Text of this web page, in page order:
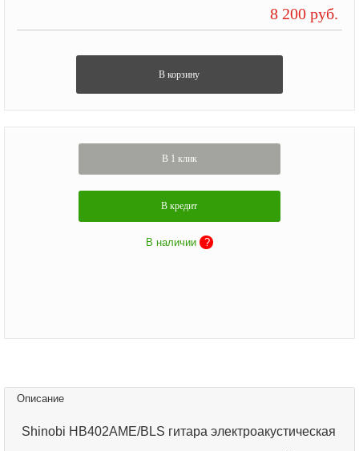
8 200 руб.
В корзину
В 1 клик
В кредит
В наличии ?
Описание
Shinobi HB402AME/BLS гитара электроакустическая